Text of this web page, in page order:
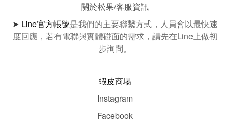
關於松果/客服資訊
➤ Line官方帳號是我們的主要聯繫方式，人員會以最快速
度回應，若有電聯與實體碰面的需求，請先在Line上做初
步詢問。
蝦皮商場
Instagram
Facebook